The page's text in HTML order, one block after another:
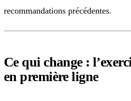
recommandations précédentes.
Ce qui change :
en première ligne